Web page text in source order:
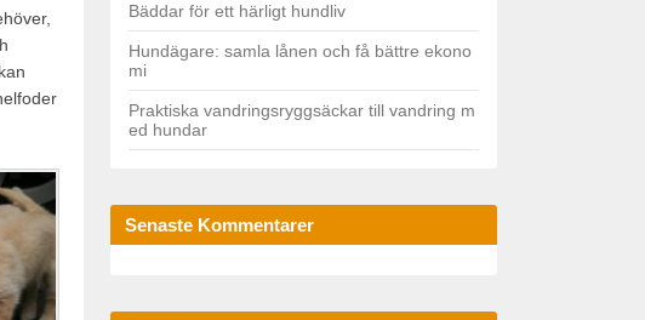
Bäddar för ett härligt hundliv
Hundägare: samla lånen och få bättre ekono
mi
Praktiska vandringsryggsäckar till vandring m
ed hundar
Senaste Kommentarer